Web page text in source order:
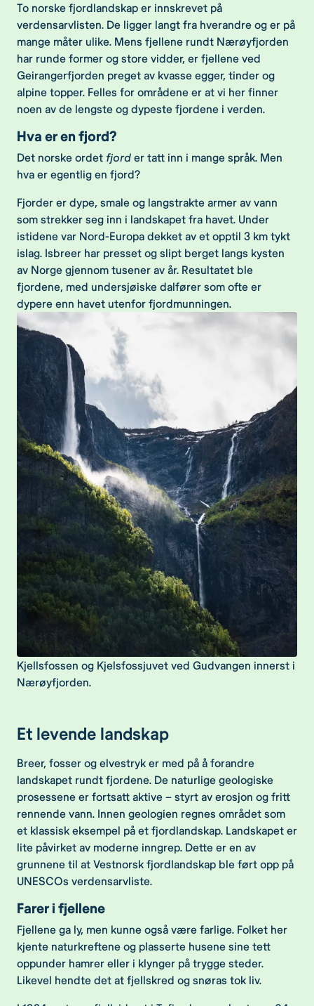
To norske fjordlandskap er innskrevet på
verdensarvlisten. De ligger langt fra hverandre og er på
mange måter ulike. Mens fjellene rundt Nærøyfjorden
har runde former og store vidder, er fjellene ved
Geirangerfjorden preget av kvasse egger, tinder og
alpine topper. Felles for områdene er at vi her finner
noen av de lengste og dypeste fjordene i verden.
Hva er en fjord?
Det norske ordet fjord er tatt inn i mange språk. Men
hva er egentlig en fjord?
Fjorder er dype, smale og langstrakte armer av vann
som strekker seg inn i landskapet fra havet. Under
istidene var Nord-Europa dekket av et opptil 3 km tykt
islag. Isbreer har presset og slipt berget langs kysten
av Norge gjennom tusener av år. Resultatet ble
fjordene, med undersjøiske dalfører som ofte er
dypere enn havet utenfor fjordmunningen.
Kjellsfossen og Kjelsfossjuvet ved Gudvangen innerst i
Nærøyfjorden.
Et levende landskap
Breer, fosser og elvestryk er med på å forandre
landskapet rundt fjordene. De naturlige geologiske
prosessene er fortsatt aktive – styrt av erosjon og fritt
rennende vann. Innen geologien regnes området som
et klassisk eksempel på et fjordlandskap. Landskapet er
lite påvirket av moderne inngrep. Dette er en av
grunnene til at Vestnorsk fjordlandskap ble ført opp på
UNESCOs verdensarvliste.
Farer i fjellene
Fjellene ga ly, men kunne også være farlige. Folket her
kjente naturkreftene og plasserte husene sine tett
oppunder hamrer eller i klynger på trygge steder.
Likevel hendte det at fjellskred og snøras tok liv.